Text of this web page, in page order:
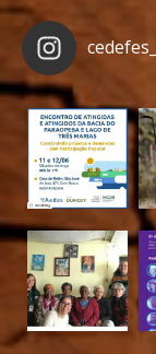
cedefes_